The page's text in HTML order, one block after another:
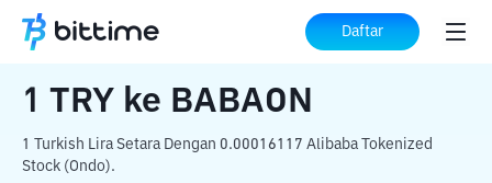
Daftar
Beranda Konverter Kripto ke BABAON
1 TRY ke BABAON
1 Turkish Lira Setara Dengan 0.00016117 Alibaba Tokenized
Stock (Ondo).